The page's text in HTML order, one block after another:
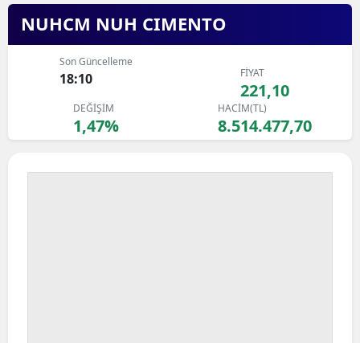
Ankara
Antalya
Artvin
Aydın
Balıkesir
NUHCM NUH CIMENTO
Son Güncelleme
18:10 FİYAT
221,10
DEĞİŞİM
1,47%
HACİM(TL)
8.514.477,70